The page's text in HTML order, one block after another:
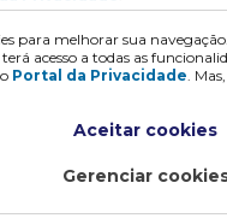
Continuar
para melhorar sua
acesso a todas as
Portal da Privacidade.
Aceitar cookies
Gerenciar